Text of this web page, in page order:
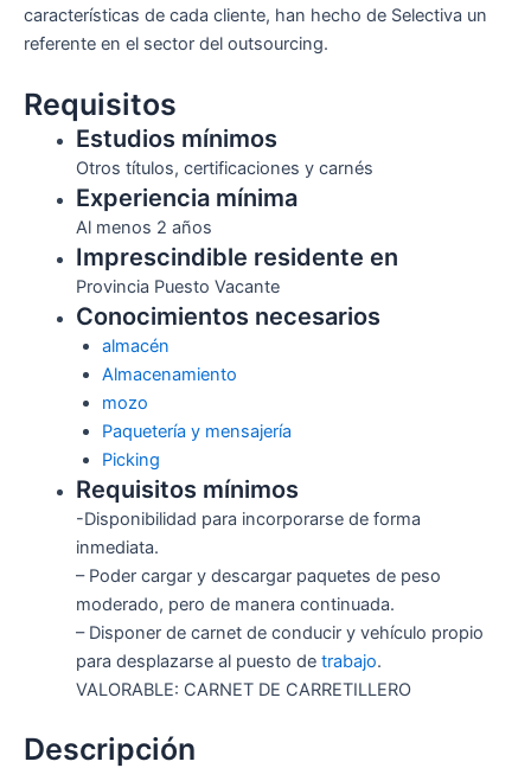
características de cada cliente, han hecho de Selectiva un
referente en el sector del outsourcing.
Requisitos
Estudios mínimos
Otros títulos, certificaciones y carnés
Experiencia mínima
Al menos 2 años
Imprescindible residente en
Provincia Puesto Vacante
Conocimientos necesarios
almacén
Almacenamiento
mozo
Paquetería y mensajería
Picking
Requisitos mínimos
-Disponibilidad para incorporarse de forma
inmediata.
– Poder cargar y descargar paquetes de peso
moderado, pero de manera continuada.
– Disponer de carnet de conducir y vehículo propio
para desplazarse al puesto de trabajo.
VALORABLE: CARNET DE CARRETILLERO
Descripción